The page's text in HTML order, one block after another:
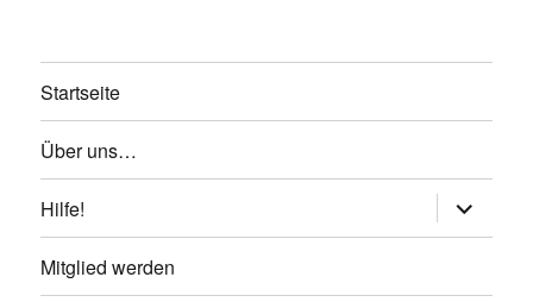
Startseite
Über uns…
Hilfe!
anzeigen
Mitglied werden